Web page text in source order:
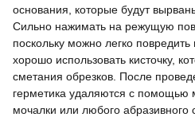
основания, которые будут
Сильно нажимать на режущую
поскольку можно легко
хорошо использовать кисточку,
сметания обрезков. После
герметика удаляются с помощью
мочалки или любого абразивного